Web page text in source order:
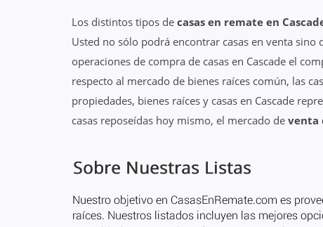
Los distintos tipos de casas en remate en
Usted no sólo podrá encontrar casas en venta
operaciones de compra de casas en Cascade el
respecto al mercado de bienes raíces común, las
propiedades, bienes raíces y casas en Cascade
casas reposeídas hoy mismo, el mercado de venta